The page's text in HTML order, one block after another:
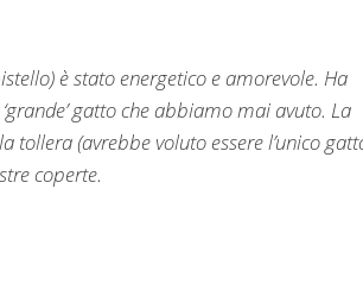
è stato energetico e amorevole. Ha
gatto che abbiamo mai avuto. La
tollera (avrebbe voluto essere l’unico
coperte.